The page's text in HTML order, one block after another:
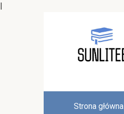
|
Strona główna